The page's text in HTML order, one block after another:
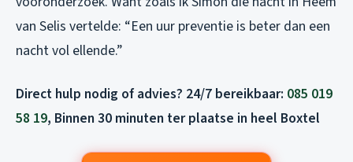
van Selis vertelde: “Een uur preventie is beter dan een
nacht vol ellende.”
Direct hulp nodig of advies? 24/7 bereikbaar: 085 019
58 19, Binnen 30 minuten ter plaatse in heel Boxtel